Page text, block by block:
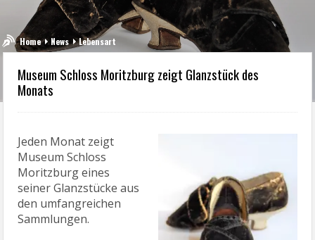
Home News Lebensart
Museum Schloss Moritzburg zeigt Glanzstück des
Monats
Jeden Monat zeigt
Museum Schloss
Moritzburg eines
seiner Glanzstücke aus
den umfangreichen
Sammlungen.